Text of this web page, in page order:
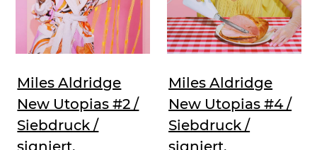
Miles Aldridge
New Utopias #2 /
Siebdruck /
Miles Aldridge
New Utopias #4 /
Siebdruck /
signiert,